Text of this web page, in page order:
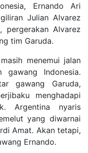
Ernando Ari
Julian Alvarez
pergerakan Alvarez
tim Garuda.
menemui jalan
gawang Indonesia.
gawang Garuda,
menghadapi
Argentina nyaris
yang diwarnai
Amat. Akan tetapi,
Ernando.